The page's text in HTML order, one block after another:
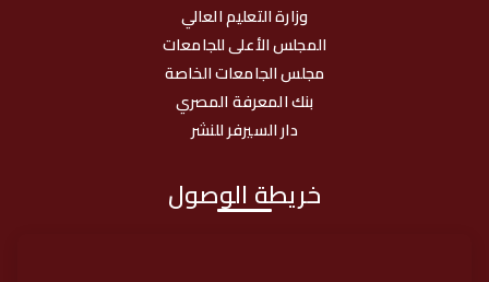
وزارة التعليم العالي
المجلس الأعلى للجامعات
مجلس الجامعات الخاصة
بنك المعرفة المصري
دار السيرفر للنشر
خريطة الوصول